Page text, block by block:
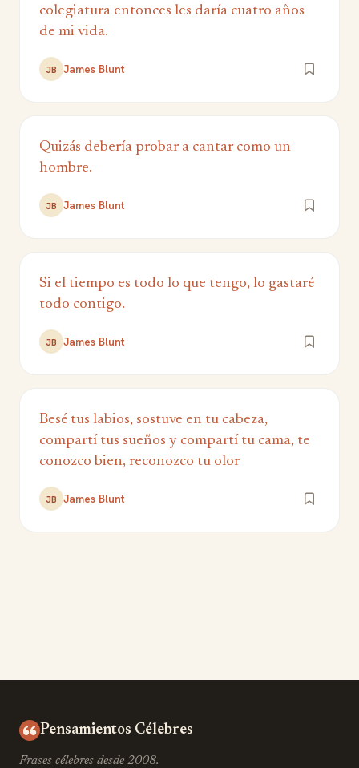
colegiatura entonces les daría cuatro años
de mi vida.
JB James Blunt
Quizás debería probar a cantar como un
hombre.
JB James Blunt
Si el tiempo es todo lo que tengo, lo gastaré
todo contigo.
JB James Blunt
Besé tus labios, sostuve en tu cabeza,
compartí tus sueños y compartí tu cama, te
conozco bien, reconozco tu olor
JB James Blunt
Pensamientos Célebres
Frases célebres desde 2008.